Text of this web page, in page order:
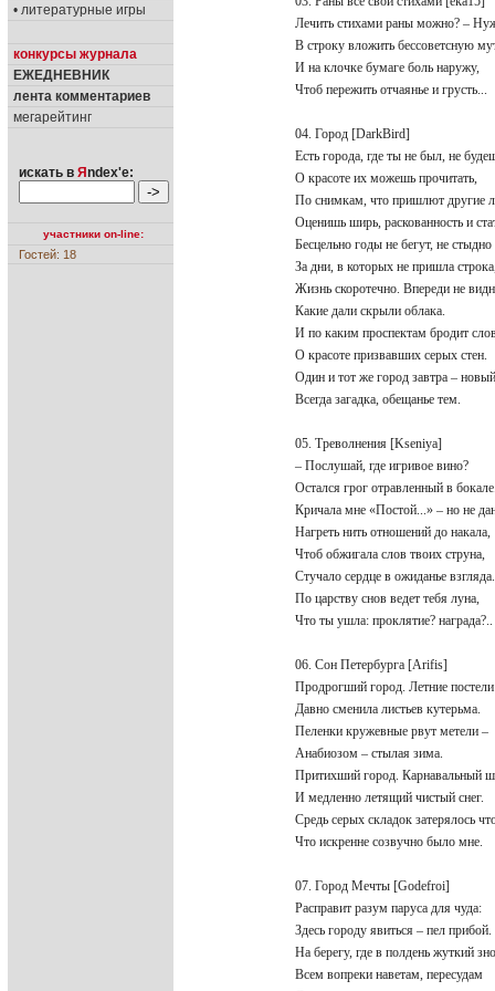
• литературные игры
конкурсы журнала
ЕЖЕДНЕВНИК
лента комментариев
мегарейтинг
искать в Я ndex'е:
участники on-line:
Гостей: 18
Лечить стихами раны можно? –
В строку вложить бессоветсную
И на клочке бумаге боль наружу,
Чтоб пережить отчаянье и грусть...
04. Город [DarkBird]
Есть города, где ты не был, не
О красоте их можешь прочитать,
По снимкам, что пришлют другие
Оценишь ширь, раскованность и
Бесцельно годы не бегут, не стыдно
За дни, в которых не пришла
Жизнь скоротечно. Впереди не
Какие дали скрыли облака.
И по каким проспектам бродит
О красоте призвавших серых стен.
Один и тот же город завтра –
Всегда загадка, обещанье тем.
05. Треволнения [Kseniya]
– Послушай, где игривое вино?
Остался грог отравленный в бокале.
Кричала мне «Постой...» – но не
Нагреть нить отношений до накала,
Чтоб обжигала слов твоих струна,
Стучало сердце в ожиданье
По царству снов ведет тебя луна,
Что ты ушла: проклятие? награда?..
06. Сон Петербурга [Arifis]
Продрогший город. Летние постели
Давно сменила листьев кутерьма.
Пеленки кружевные рвут метели –
Анабиозом – стылая зима.
Притихший город. Карнавальный
И медленно летящий чистый снег.
Средь серых складок затерялось
Что искренне созвучно было мне.
07. Город Мечты [Godefroi]
Расправит разум паруса для чуда:
Здесь городу явиться – пел прибой.
На берегу, где в полдень жуткий
Всем вопреки наветам, пересудам